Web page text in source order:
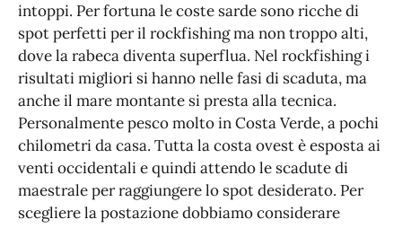
intoppi. Per fortuna le coste sarde sono ricche di
spot perfetti per il rockfishing ma non troppo alti,
dove la rabeca diventa superflua. Nel rockfishing i
risultati migliori si hanno nelle fasi di scaduta, ma
anche il mare montante si presta alla tecnica.
Personalmente pesco molto in Costa Verde, a pochi
chilometri da casa. Tutta la costa ovest è esposta ai
venti occidentali e quindi attendo le scadute di
maestrale per raggiungere lo spot desiderato. Per
scegliere la postazione dobbiamo considerare